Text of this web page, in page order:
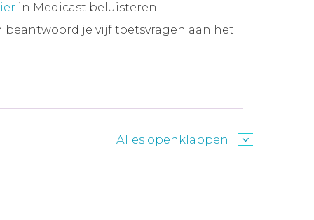
in Medicast beluisteren.
beantwoord je vijf toetsvragen aan het
Alles openklappen